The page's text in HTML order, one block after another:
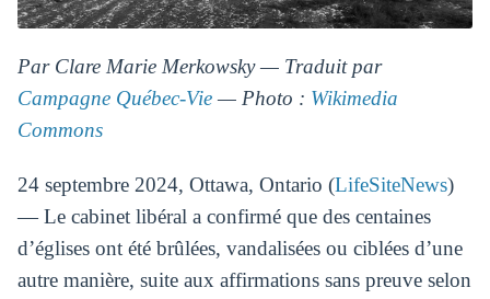
Par Clare Marie Merkowsky — Traduit par
Campagne Québec-Vie— Photo : Wikimedia
Commons
24 septembre 2024, Ottawa, Ontario (LifeSiteNews)
— Le cabinet libéral a confirmé que des centaines
d’églises ont été brûlées, vandalisées ou ciblées d’une
autre manière, suite aux affirmations sans preuve selon